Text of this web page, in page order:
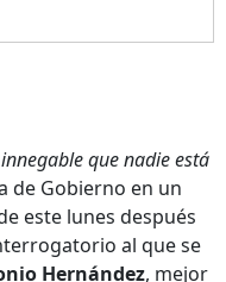
innegable que nadie está
de Gobierno en un
este lunes después
al que se
Hernández, mejor